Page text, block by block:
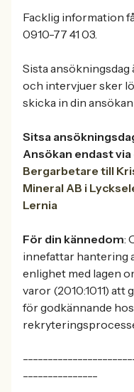
Facklig information
0910-77 41 03.
Sista ansökningsdag
och intervjuer sker
skicka in din
Sitsa
Ansökan endast via
Bergarbetare till
Mineral AB i
Lernia
För din kännedom:
innefattar hantering
enlighet med lagen
varor (2010:1011)
för godkännande
---------------